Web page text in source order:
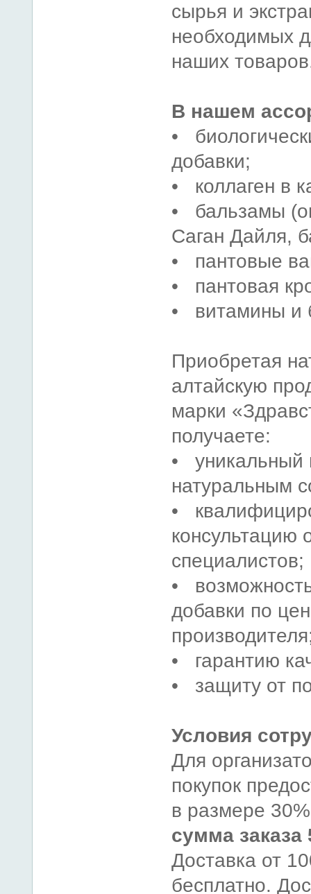
сырья и
необходимых
наших
В нашем
•
добавки;
• коллаген в
• бальзамы
Саган Дайля,
• пантовые
• пантовая
• витамины и
Приобретая
алтайскую
марки
получаете:
• уникальный
натуральным
•
консультацию
специалистов;
•
добавки по
• гарантию
• защиту от
Условия
Для
покупок
в размере
сумма заказа
Доставка от
бесплатно.